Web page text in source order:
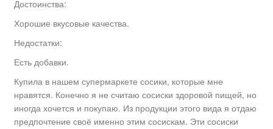
Достоинства:
Хорошие вкусовые качества.
Недостатки:
Есть добавки.
Купила в нашем супермаркете сосики, которые мне
нравятся. Конечно я не считаю сосиски здоровой пищей, но
иногда хочется и покупаю. Из продукции этого вида я отдаю
предпочтение своё именно этим сосискам. Эти сосиски